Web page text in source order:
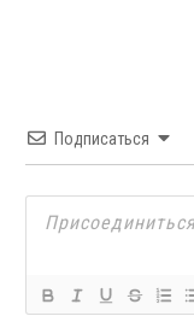
Подписаться